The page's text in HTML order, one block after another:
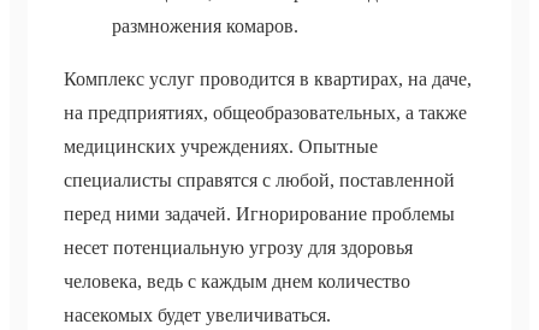
размножения комаров.
Комплекс услуг проводится в квартирах, на даче,
на предприятиях, общеобразовательных, а также
медицинских учреждениях. Опытные
специалисты справятся с любой, поставленной
перед ними задачей. Игнорирование проблемы
несет потенциальную угрозу для здоровья
человека, ведь с каждым днем количество
насекомых будет увеличиваться.